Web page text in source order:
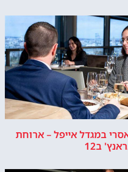
במגדל אייפל – ארוחת
ב12